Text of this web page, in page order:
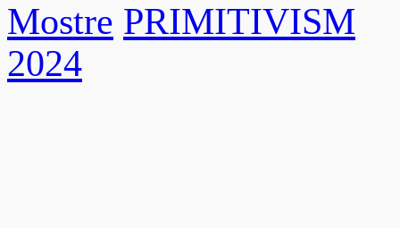
Mostre PRIMITIVISM
2024